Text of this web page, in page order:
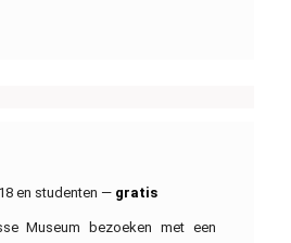
en studenten — gratis
Museum bezoeken met een